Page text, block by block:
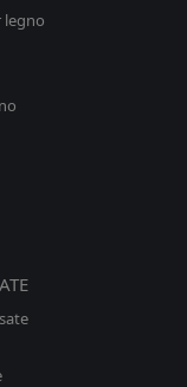
legno